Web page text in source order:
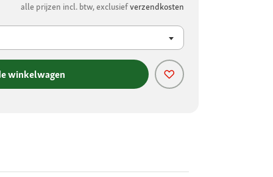
alle prijzen incl. btw, exclusiefverzendkosten
winkelwagen